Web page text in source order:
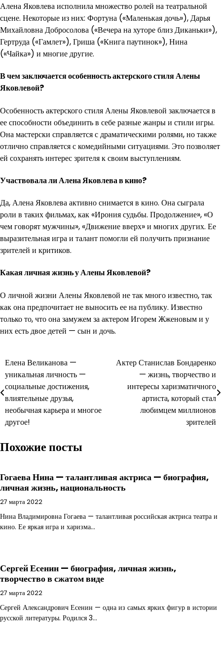
Алена Яковлева исполнила множество ролей на театральной
сцене. Некоторые из них: Фортуна («Маленькая дочь»), Дарья
Михайловна Добросолова («Вечера на хуторе близ Диканьки»),
Гертруда («Гамлет»), Гриша («Книга паутинок»), Нина
(«Чайка») и многие другие.
В чем заключается особенность актерского стиля Алены
Яковлевой?
Особенность актерского стиля Алены Яковлевой заключается в
ее способности объединить в себе разные жанры и стили игры.
Она мастерски справляется с драматическими ролями, но также
отлично справляется с комедийными ситуациями. Это позволяет
ей сохранять интерес зрителя к своим выступлениям.
Участвовала ли Алена Яковлева в кино?
Да, Алена Яковлева активно снимается в кино. Она сыграла
роли в таких фильмах, как «Ирония судьбы. Продолжение», «О
чем говорят мужчины», «Движение вверх» и многих других. Ее
выразительная игра и талант помогли ей получить признание
зрителей и критиков.
Какая личная жизнь у Алены Яковлевой?
О личной жизни Алены Яковлевой не так много известно, так
как она предпочитает не выносить ее на публику. Известно
только то, что она замужем за актером Игорем Жженовым и у
них есть двое детей — сын и дочь.
Навигация
по
записям
Елена Великанова —
уникальная личность —
социальные достижения,
влиятельные друзья,
необычная карьера и многое
другое!
Актер Станислав Бондаренко
— жизнь, творчество и
интересы харизматичного
артиста, который стал
любимцем миллионов
зрителей
Похожие посты
Гогаева Нина — талантливая актриса — биография,
личная жизнь, национальность
27 марта 2022
Нина Владимировна Гогаева — талантливая российская актриса театра и
кино. Ее яркая игра и харизма…
Сергей Есенин — биография, личная жизнь,
творчество в сжатом виде
27 марта 2022
Сергей Александрович Есенин — одна из самых ярких фигур в истории
русской литературы. Родился 3…